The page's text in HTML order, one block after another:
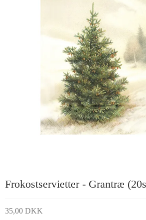
Frokostservietter - Grantræ
35,00 DKK